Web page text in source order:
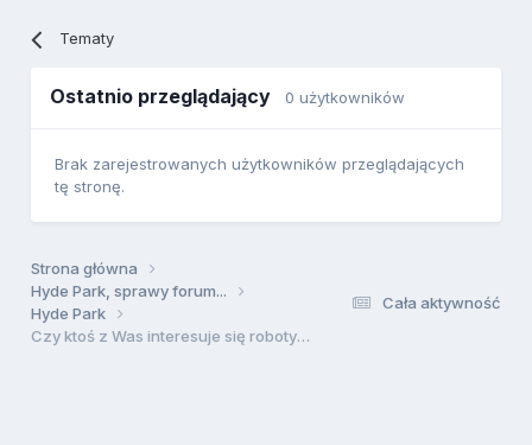
Tematy
Ostatnio przeglądający 0 użytkowników
Brak zarejestrowanych użytkowników przeglądających
tę stronę.
Cała aktywność
Strona główna
Hyde Park, sprawy forum...
Hyde Park
Czy ktoś z Was interesuje się robotyką?